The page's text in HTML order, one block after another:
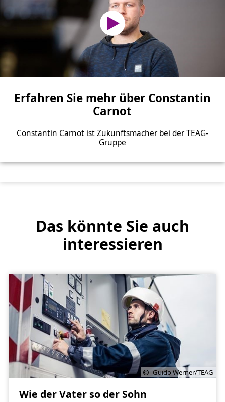
Erfahren Sie mehr über Constantin
Carnot
Constantin Carnot ist Zukunftsmacher bei der TEAG-
Gruppe
Das könnte Sie auch
interessieren
Guido Werner/TEAG
Wie der Vater so der Sohn